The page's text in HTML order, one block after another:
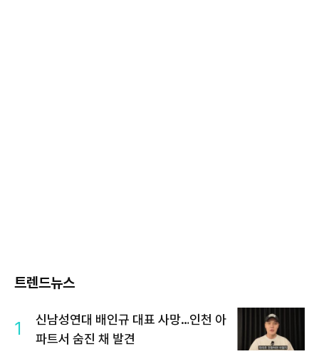
트렌드뉴스
1
신남성연대 배인규 대표 사망…인천 아
파트서 숨진 채 발견